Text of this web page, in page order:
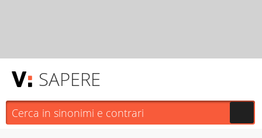
SAPERE